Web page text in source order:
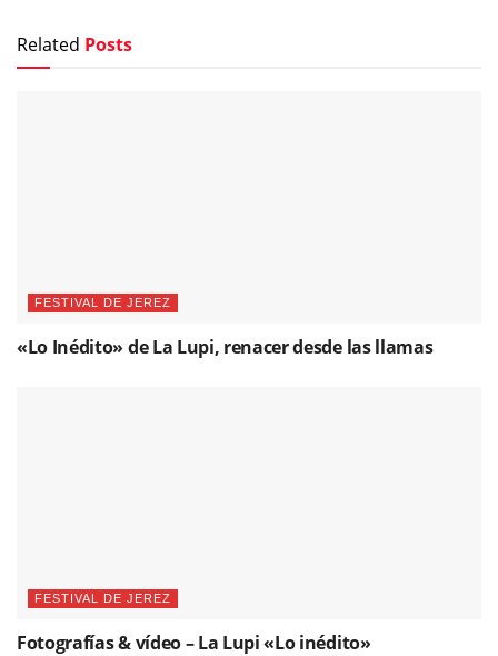
Related Posts
FESTIVAL DE JEREZ
«Lo Inédito» de La Lupi, renacer desde las llamas
FESTIVAL DE JEREZ
Fotografías & vídeo – La Lupi «Lo inédito»